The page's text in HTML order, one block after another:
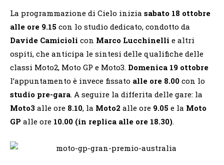
La programmazione di Cielo inizia sabato 18 ottobre
alle ore 9.15 con lo studio dedicato, condotto da
Davide Camicioli con Marco Lucchinelli e altri
ospiti, che anticipa le sintesi delle qualifiche delle
classi Moto2, Moto GP e Moto3. Domenica 19 ottobre
l’appuntamento è invece fissato alle ore 8.00 con lo
studio pre-gara. A seguire la differita delle gare: la
Moto3 alle ore 8.10, la Moto2 alle ore 9.05 e la Moto
GP alle ore 10.00 (in replica alle ore 18.30).